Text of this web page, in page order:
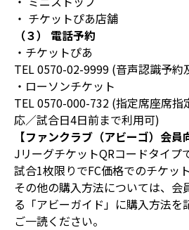
・ チケットぴあ店舗
（３） 電話予約
・チケットぴあ
TEL 0570-02-9999 (音声認識予約
・ローソンチケット
TEL 0570-000-732 (指定席座席指
応／試合日4日前まで利用可)
【ファンクラブ（アビーゴ）会員
JリーグチケットQRコードタイプ
試合1枚限りでFC価格でのチケッ
その他の購入方法については、会
る「アビーガイド」に購入方法を
ご一読ください。